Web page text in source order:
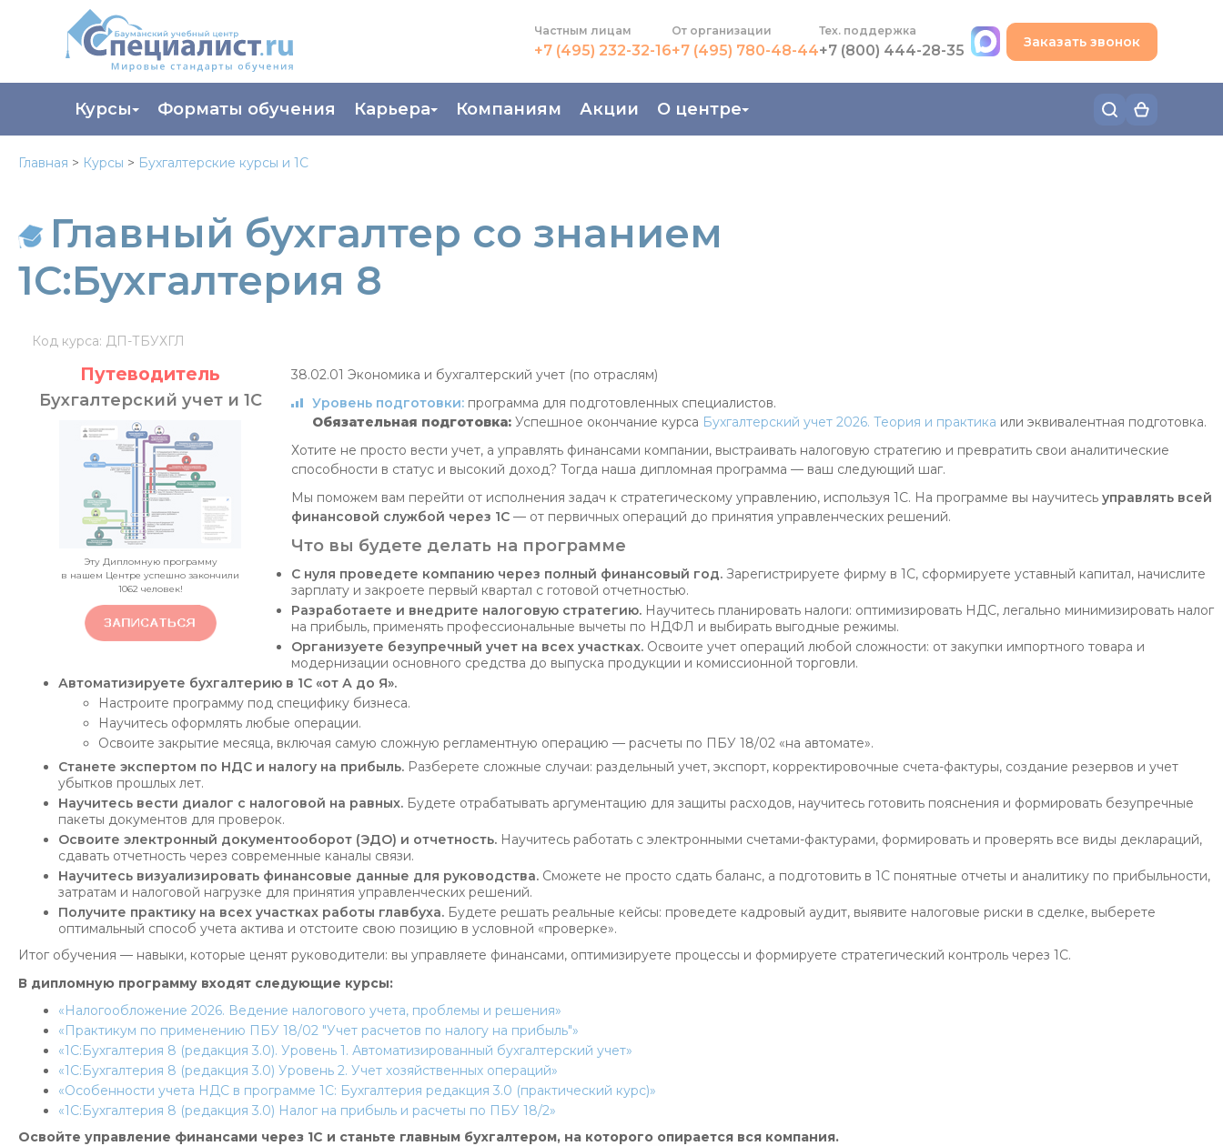
Частным лицам
+7 (495) 232-32-16
От организации
+7 (495) 780-48-44
Тех. поддержка
+7 (800) 444-28-35
+7 (495) 780-48-49
Заказать звонок
Курсы
Каталог курсов
Профессиональная переподготовка
Программа лояльности
Форматы обучения Карьера
Трудоустройство
Компаниям Акции О центре
О центре
Главная > Курсы > Бухгалтерские курсы и 1С
Главный бухгалтер со знанием
1С:Бухгалтерия 8
Код курса: ДП-ТБУХГЛ
Путеводитель
Бухгалтерский учет и 1С
Эту Дипломную программу
в нашем Центре успешно закончили
1062 человек!
38.02.01 Экономика и бухгалтерский учет (по отраслям)
Уровень подготовки: программа для подготовленных специалистов.
Обязательная подготовка: Успешное окончание курса Бухгалтерский учет 2026. Теория и практика или эквивалентная подготовка.
Хотите не просто вести учет, а управлять финансами компании, выстраивать налоговую стратегию и превратить свои аналитические
способности в статус и высокий доход? Тогда наша дипломная программа — ваш следующий шаг.
Мы поможем вам перейти от исполнения задач к стратегическому управлению, используя 1С. На программе вы научитесь управлять всей
финансовой службой через 1С — от первичных операций до принятия управленческих решений.
Что вы будете делать на программе
С нуля проведете компанию через полный финансовый год. Зарегистрируете фирму в 1С, сформируете уставный капитал, начислите
зарплату и закроете первый квартал с готовой отчетностью.
Разработаете и внедрите налоговую стратегию. Научитесь планировать налоги: оптимизировать НДС, легально минимизировать налог
на прибыль, применять профессиональные вычеты по НДФЛ и выбирать выгодные режимы.
Организуете безупречный учет на всех участках. Освоите учет операций любой сложности: от закупки импортного товара и
модернизации основного средства до выпуска продукции и комиссионной торговли.
Автоматизируете бухгалтерию в 1С «от А до Я».
Настроите программу под специфику бизнеса.
Научитесь оформлять любые операции.
Освоите закрытие месяца, включая самую сложную регламентную операцию — расчеты по ПБУ 18/02 «на автомате».
Станете экспертом по НДС и налогу на прибыль. Разберете сложные случаи: раздельный учет, экспорт, корректировочные счета-фактуры, создание резервов и учет
убытков прошлых лет.
Научитесь вести диалог с налоговой на равных. Будете отрабатывать аргументацию для защиты расходов, научитесь готовить пояснения и формировать безупречные
пакеты документов для проверок.
Освоите электронный документооборот (ЭДО) и отчетность. Научитесь работать с электронными счетами-фактурами, формировать и проверять все виды деклараций,
сдавать отчетность через современные каналы связи.
Научитесь визуализировать финансовые данные для руководства. Сможете не просто сдать баланс, а подготовить в 1С понятные отчеты и аналитику по прибыльности,
затратам и налоговой нагрузке для принятия управленческих решений.
Получите практику на всех участках работы главбуха. Будете решать реальные кейсы: проведете кадровый аудит, выявите налоговые риски в сделке, выберете
оптимальный способ учета актива и отстоите свою позицию в условной «проверке».
Итог обучения — навыки, которые ценят руководители: вы управляете финансами, оптимизируете процессы и формируете стратегический контроль через 1С.
В дипломную программу входят следующие курсы:
«Налогообложение 2026. Ведение налогового учета, проблемы и решения»
«Практикум по применению ПБУ 18/02 "Учет расчетов по налогу на прибыль"»
«1C:Бухгалтерия 8 (редакция 3.0). Уровень 1. Автоматизированный бухгалтерский учет»
«1С:Бухгалтерия 8 (редакция 3.0) Уровень 2. Учет хозяйственных операций»
«Особенности учета НДС в программе 1С: Бухгалтерия редакция 3.0 (практический курс)»
«1С:Бухгалтерия 8 (редакция 3.0) Налог на прибыль и расчеты по ПБУ 18/2»
Освойте управление финансами через 1С и станьте главным бухгалтером, на которого опирается вся компания.